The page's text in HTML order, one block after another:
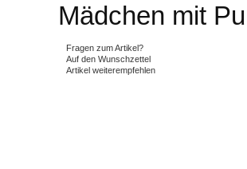
Mädchen mit
Fragen zum Artikel?
Auf den Wunschzettel
Artikel weiterempfehlen